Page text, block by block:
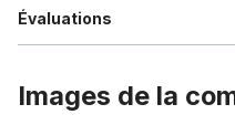
Évaluations
Images de la